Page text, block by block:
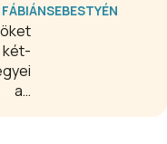
FÁBIÁNSEBESTYÉN
az